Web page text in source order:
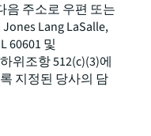
음 주소로 우편 또는
Lang LaSalle,
60601 및
위조항 512(c)(3)에
지정된 당사의 담